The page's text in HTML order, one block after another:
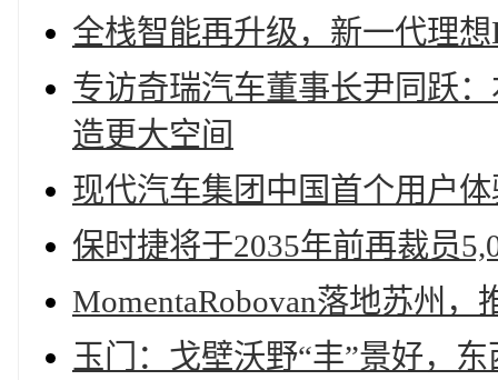
全栈智能再升级，新一代理
专访奇瑞汽车董事长尹同跃
造更大空间
现代汽车集团中国首个用户
保时捷将于2035年前再裁员
MomentaRobovan落地苏州
玉门：戈壁沃野“丰”景好，